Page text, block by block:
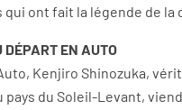
ont fait la légende de la
DÉPART EN AUTO
Kenjiro Shinozuka,
pays du Soleil-Levant,